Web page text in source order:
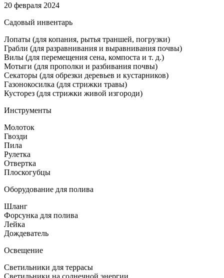
20 февраля 2024
Садовый инвентарь
Лопаты (для копания, рытья траншей, погрузки)
Грабли (для разравнивания и выравнивания почвы)
Вилы (для перемещения сена, компоста и т. д.)
Мотыги (для прополки и разбивания почвы)
Секаторы (для обрезки деревьев и кустарников)
Газонокосилка (для стрижки травы)
Кусторез (для стрижки живой изгороди)
Инструменты
Молоток
Гвозди
Пила
Рулетка
Отвертка
Плоскогубцы
Оборудование для полива
Шланг
Форсунка для полива
Лейка
Дождеватель
Освещение
Светильники для террасы
Светильники на солнечной энергии